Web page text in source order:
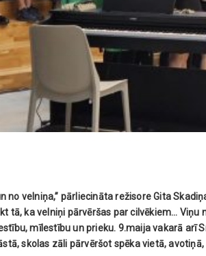
no velniņa,” pārliecināta režisore Gita
ka velniņi pārvēršas par cilvēkiem…
mīlestību un prieku. 9.maija vakarā
skolas zāli pārvēršot spēka vietā,